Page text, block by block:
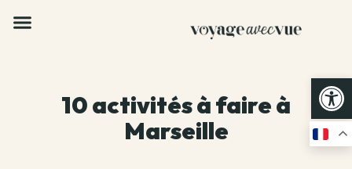
10 activités à faire à
Marseille